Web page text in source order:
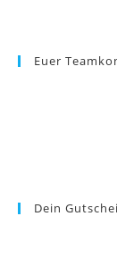
Euer
Dein